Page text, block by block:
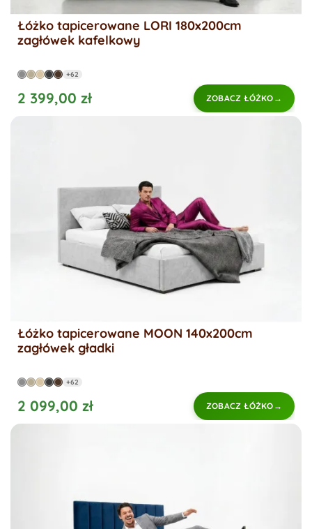
Łóżko tapicerowane LORI 180x200cm
zagłówek kafelkowy
+62
2 399,00 zł ZOBACZ ŁÓŻKO
Łóżko tapicerowane MOON 140x200cm
zagłówek gładki
+62
2 099,00 zł ZOBACZ ŁÓŻKO